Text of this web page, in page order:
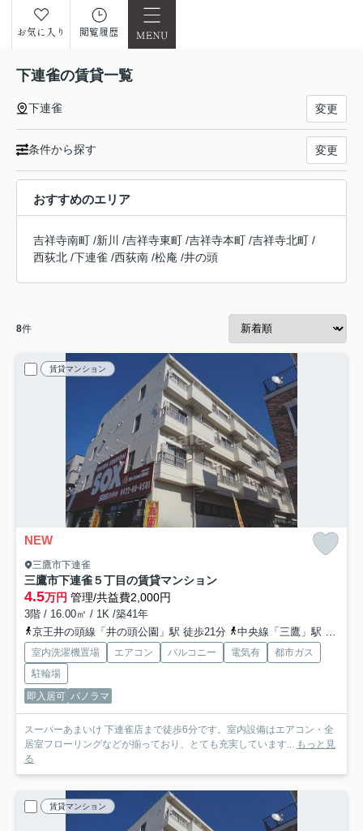
お気に入り 閲覧履歴
下連雀の賃貸一覧
下連雀 変更
条件から探す 変更
おすすめのエリア
吉祥寺南町 /新川 /吉祥寺東町 /吉祥寺本町 /吉祥寺北町 /
西荻北 /下連雀 /西荻南 /松庵 /井の頭
8件
賃貸マンション
NEW
三鷹市下連雀
三鷹市下連雀５丁目の賃貸マンション
4.5万円 管理/共益費2,000円
3階 / 16.00㎡ / 1K /築41年
京王井の頭線「井の頭公園」駅 徒歩21分
中央線「三鷹」駅 徒歩21分
室内洗濯機置場 エアコン バルコニー 電気有
都市ガス
駐輪場
即入居可 パノラマ
スーパーあまいけ 下連雀店まで徒歩6分です。室内設備はエアコン・全
居室フローリングなどが揃っており、とても充実しています...
もっと見
る
賃貸マンション